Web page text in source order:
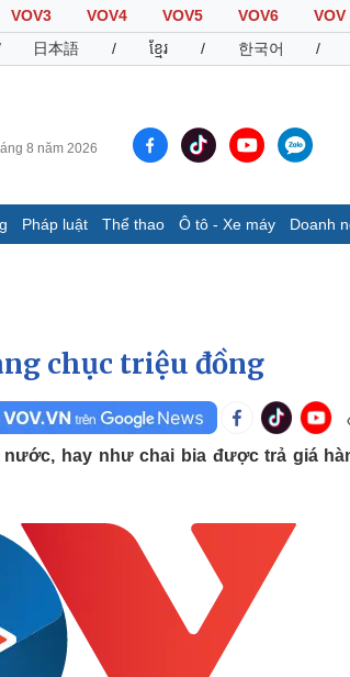
VOV3 VOV4 VOV5 VOV6
VOV
日本語 / ខ្មែរ / 한국어 /
8 năm 2026
Pháp luật Thể thao Ô tô - Xe máy Doanh
E-Magazine
Infographic
thao
Ô tô - Xe máy
Tư vấn
Điện ảnh
Giải trí
Nghệ sĩ
Thời trang
chục triệu đồng
hay như chai bia được trả giá